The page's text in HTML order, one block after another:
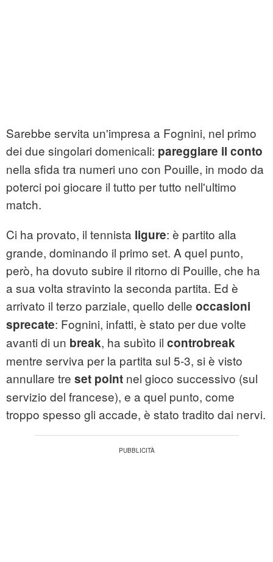
Sarebbe servita un'impresa a Fognini, nel primo
dei due singolari domenicali: pareggiare il conto
nella sfida tra numeri uno con Pouille, in modo da
poterci poi giocare il tutto per tutto nell'ultimo
match.
Ci ha provato, il tennista ligure: è partito alla
grande, dominando il primo set. A quel punto,
però, ha dovuto subire il ritorno di Pouille, che ha
a sua volta stravinto la seconda partita. Ed è
arrivato il terzo parziale, quello delle occasioni
sprecate: Fognini, infatti, è stato per due volte
avanti di un break, ha subìto il controbreak
mentre serviva per la partita sul 5-3, si è visto
annullare tre set point nel gioco successivo (sul
servizio del francese), e a quel punto, come
troppo spesso gli accade, è stato tradito dai nervi.